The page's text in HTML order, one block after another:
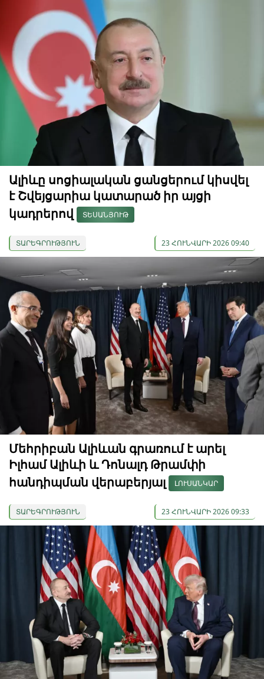
Ալիևը սոցիալական ցանցերում կիսվել
է Շվեյցարիա կատարած իր այցի
կադրերով
ՏԵՍԱՆՅՈՒԹ
ՏԱՐԵԳՐՈՒԹՅՈՒՆ 23 ՀՈՒՆՎԱՐԻ 2026 09:40
Մեհրիբան Ալիևան գրառում է արել
Իլհամ Ալիևի և Դոնալդ Թրամփի
հանդիպման վերաբերյալ
ԼՈՒՍԱՆԿԱՐ
ՏԱՐԵԳՐՈՒԹՅՈՒՆ 23 ՀՈՒՆՎԱՐԻ 2026 09:33